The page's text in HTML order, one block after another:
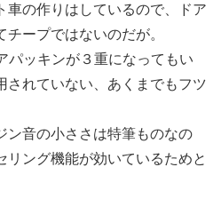
車の作りはしているので、ドア
ープではないのだが。
パッキンが３重になってもい
されていない、あくまでもフツ
ン音の小ささは特筆ものなの
リング機能が効いているためと